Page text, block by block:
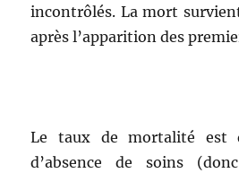
incontrôlés. La mort
après l’apparition des
Le taux de mortalité est
d’absence de soins